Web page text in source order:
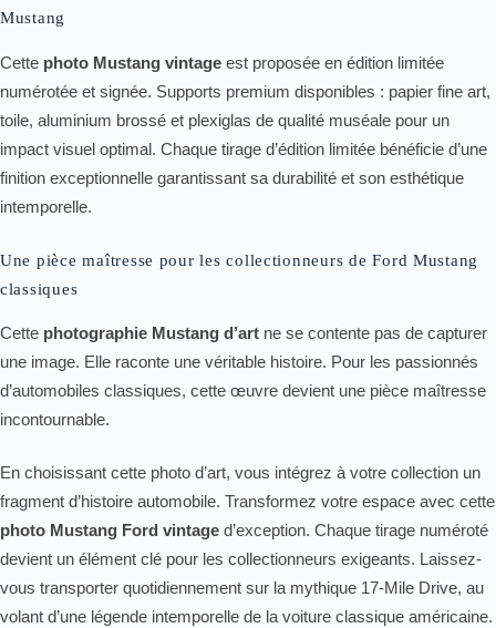
Mustang
Cette photo Mustang vintage est proposée en édition limitée
numérotée et signée. Supports premium disponibles : papier fine art,
toile, aluminium brossé et plexiglas de qualité muséale pour un
impact visuel optimal. Chaque tirage d’édition limitée bénéficie d’une
finition exceptionnelle garantissant sa durabilité et son esthétique
intemporelle.
Une pièce maîtresse pour les collectionneurs de Ford Mustang
classiques
Cette photographie Mustang d’art ne se contente pas de capturer
une image. Elle raconte une véritable histoire. Pour les passionnés
d’automobiles classiques, cette œuvre devient une pièce maîtresse
incontournable.
En choisissant cette photo d’art, vous intégrez à votre collection un
fragment d’histoire automobile. Transformez votre espace avec cette
photo Mustang Ford vintage d’exception. Chaque tirage numéroté
devient un élément clé pour les collectionneurs exigeants. Laissez-
vous transporter quotidiennement sur la mythique 17-Mile Drive, au
volant d’une légende intemporelle de la voiture classique américaine.